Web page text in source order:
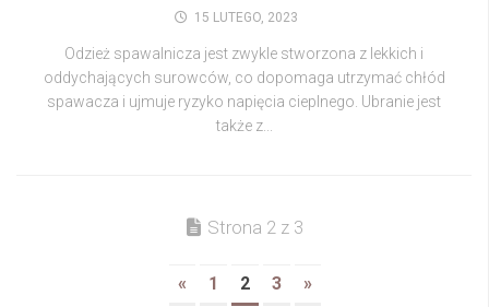
15 LUTEGO, 2023
Odzież spawalnicza jest zwykle stworzona z lekkich i
oddychających surowców, co dopomaga utrzymać chłód
spawacza i ujmuje ryzyko napięcia cieplnego. Ubranie jest
także z...
Strona 2 z 3
« 1 2 3 »